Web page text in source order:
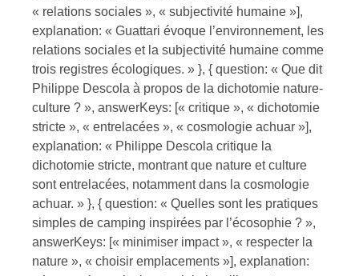
« relations sociales », « subjectivité humaine »],
explanation: « Guattari évoque l’environnement, les
relations sociales et la subjectivité humaine comme
trois registres écologiques. » }, { question: « Que dit
Philippe Descola à propos de la dichotomie nature-
culture ? », answerKeys: [« critique », « dichotomie
stricte », « entrelacées », « cosmologie achuar »],
explanation: « Philippe Descola critique la
dichotomie stricte, montrant que nature et culture
sont entrelacées, notamment dans la cosmologie
achuar. » }, { question: « Quelles sont les pratiques
simples de camping inspirées par l’écosophie ? »,
answerKeys: [« minimiser impact », « respecter la
nature », « choisir emplacements »], explanation: